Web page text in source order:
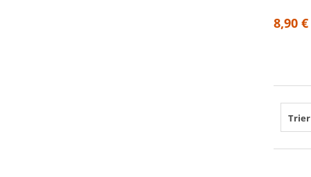
8,90 €